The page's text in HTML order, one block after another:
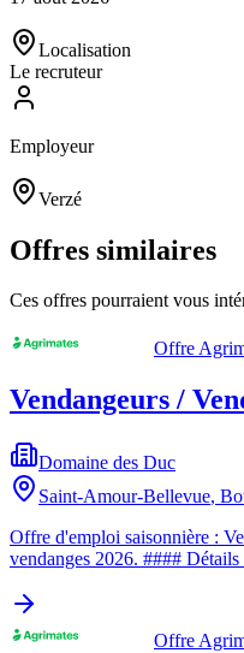
Localisation
Le recruteur
Employeur
Verzé
Offres similaires
Ces offres pourraient vous
Offre
Vendangeurs /
Domaine des Duc
Saint-Amour-Bellevue,
Offre d'emploi saisonnière :
vendanges 2026. ####
Offre